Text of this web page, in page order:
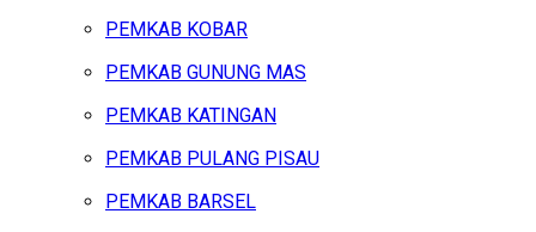
PEMKAB KOBAR
PEMKAB GUNUNG MAS
PEMKAB KATINGAN
PEMKAB PULANG PISAU
PEMKAB BARSEL